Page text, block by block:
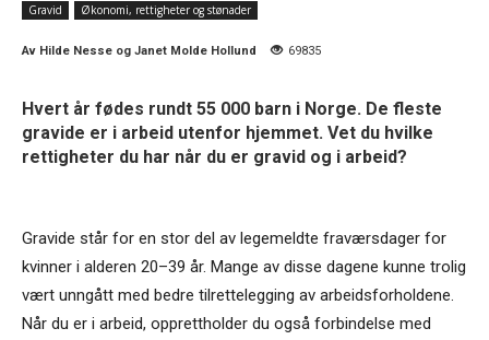
Gravid
Økonomi, rettigheter og stønader
Av Hilde Nesse og Janet Molde Hollund 69835
Hvert år fødes rundt 55 000 barn i Norge. De fleste
gravide er i arbeid utenfor hjemmet. Vet du hvilke
rettigheter du har når du er gravid og i arbeid?
Gravide står for en stor del av legemeldte fraværsdager for
kvinner i alderen 20–39 år. Mange av disse dagene kunne trolig
vært unngått med bedre tilrettelegging av arbeidsforholdene.
Når du er i arbeid, opprettholder du også forbindelse med